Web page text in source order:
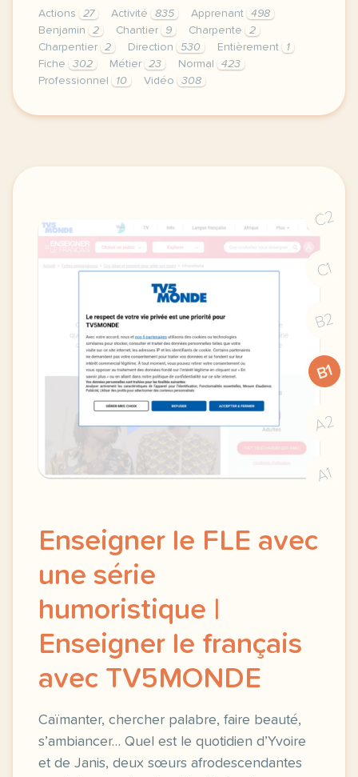
Actions 27 Activité 835 Apprenant
498
Benjamin
2 Chantier 9 Charpente
2
Charpentier
2 Direction 530 Entièrement
1
Fiche
302 Métier 23 Normal
423
Professionnel
10 Vidéo 308
didomi host didomi components button cursor
C2
C1
B2
B1
A2
A1
Enseigner le FLE avec
une série
humoristique |
Enseigner le français
avec TV5MONDE
Caïmanter, chercher palabre, faire beauté,
s’ambiancer… Quel est le quotidien d’Yvoire
et de Janis, deux sœurs afrodescendantes